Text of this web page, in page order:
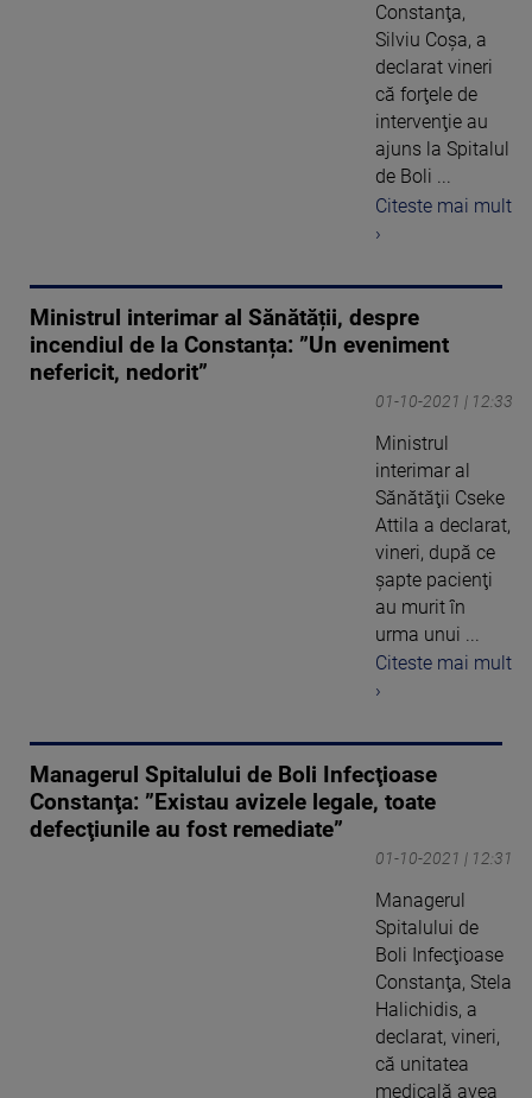
Constanţa,
Silviu Coşa, a
declarat vineri
că forţele de
intervenţie au
ajuns la Spitalul
de Boli ...
Citeste mai mult
›
Ministrul interimar al Sănătății, despre
incendiul de la Constanța: ”Un eveniment
nefericit, nedorit”
01-10-2021 | 12:33
Ministrul
interimar al
Sănătăţii Cseke
Attila a declarat,
vineri, după ce
șapte pacienţi
au murit în
urma unui ...
Citeste mai mult
›
Managerul Spitalului de Boli Infecţioase
Constanţa: ”Existau avizele legale, toate
defecţiunile au fost remediate”
01-10-2021 | 12:31
Managerul
Spitalului de
Boli Infecţioase
Constanţa, Stela
Halichidis, a
declarat, vineri,
că unitatea
medicală avea